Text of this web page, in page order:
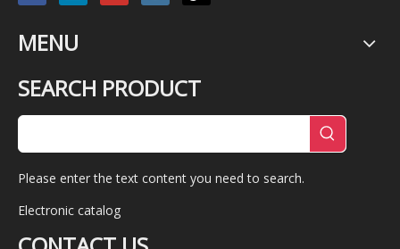
MENU
SEARCH PRODUCT
Please enter the text content you need to search.
Electronic catalog